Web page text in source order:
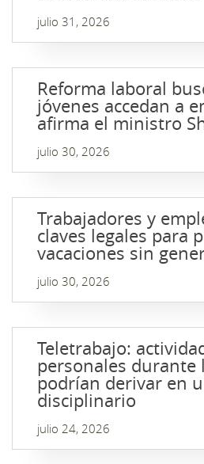
julio 31, 2026
Reforma laboral
jóvenes accedan a
afirma el ministro
julio 30, 2026
Trabajadores y
claves legales para
vacaciones sin
julio 30, 2026
Teletrabajo:
personales durante
podrían derivar en
disciplinario
julio 24, 2026